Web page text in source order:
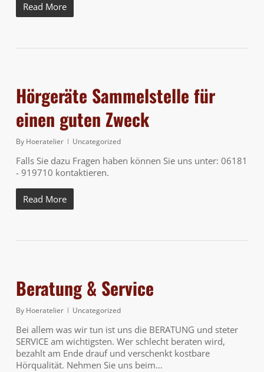
Read More
Hörgeräte Sammelstelle für
einen guten Zweck
By Hoeratelier Uncategorized
Falls Sie dazu Fragen haben können Sie uns unter: 06181
- 919710 kontaktieren.
Read More
Beratung & Service
By Hoeratelier Uncategorized
Bei allem was wir tun ist uns die BERATUNG und steter
SERVICE am wichtigsten. Wer schlecht beraten wird,
bezahlt am Ende drauf und verschenkt kostbare
Hörqualität. Nehmen Sie uns beim…